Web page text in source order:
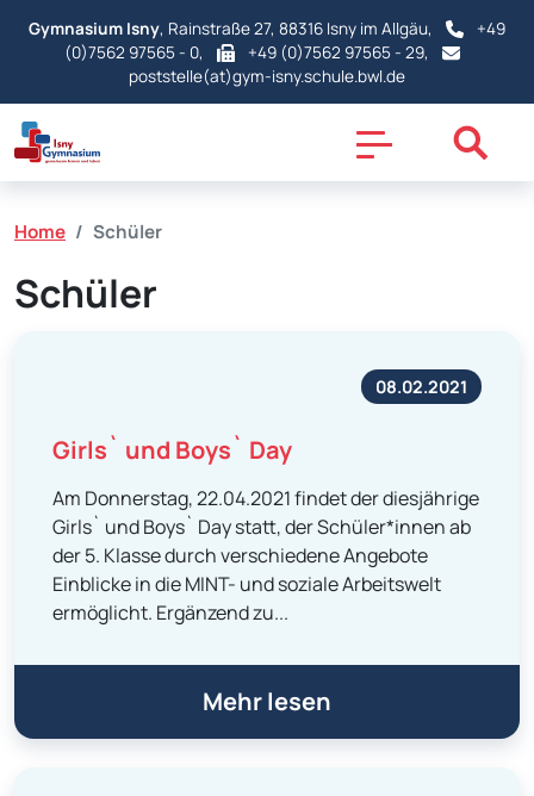
Gymnasium Isny, Rainstraße 27, 88316 Isny im Allgäu,
+49
(0)7562 97565 - 0,
+49 (0)7562 97565 - 29,
poststelle(at)gym-isny.schule.bwl.de
Home Schüler
Schüler
08.02.2021
Girls` und Boys` Day
Am Donnerstag, 22.04.2021 findet der diesjährige
Girls` und Boys` Day statt, der Schüler*innen ab
der 5. Klasse durch verschiedene Angebote
Einblicke in die MINT- und soziale Arbeitswelt
ermöglicht. Ergänzend zu...
Mehr lesen